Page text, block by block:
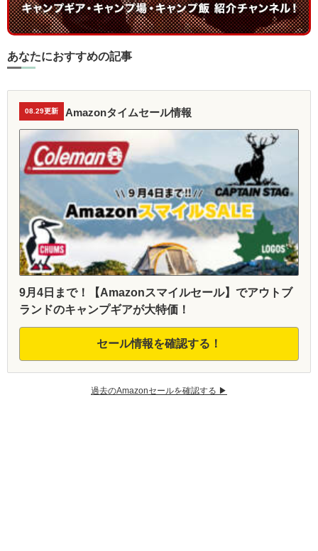
あなたにおすすめの記事
08.29更新 Amazonタイムセール情報
9月4日まで！【Amazonスマイルセール】でアウトブ
ランドのキャンプギアが大特価！
セール情報を確認する！
過去のAmazonセールを確認する ▶︎